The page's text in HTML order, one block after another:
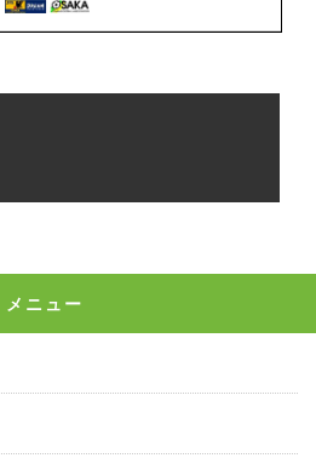
メニュー